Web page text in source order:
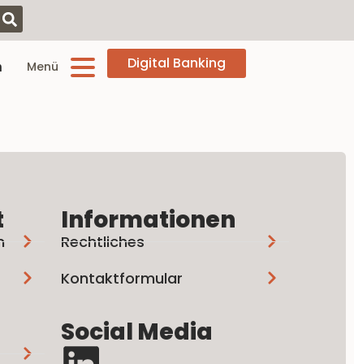
Menü Digital Banking
Informationen
Rechtliches
Kontaktformular
Social Media